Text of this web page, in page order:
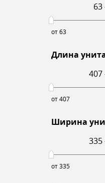
63
от 63
Длина
407
от 407
Ширина
335
от 335